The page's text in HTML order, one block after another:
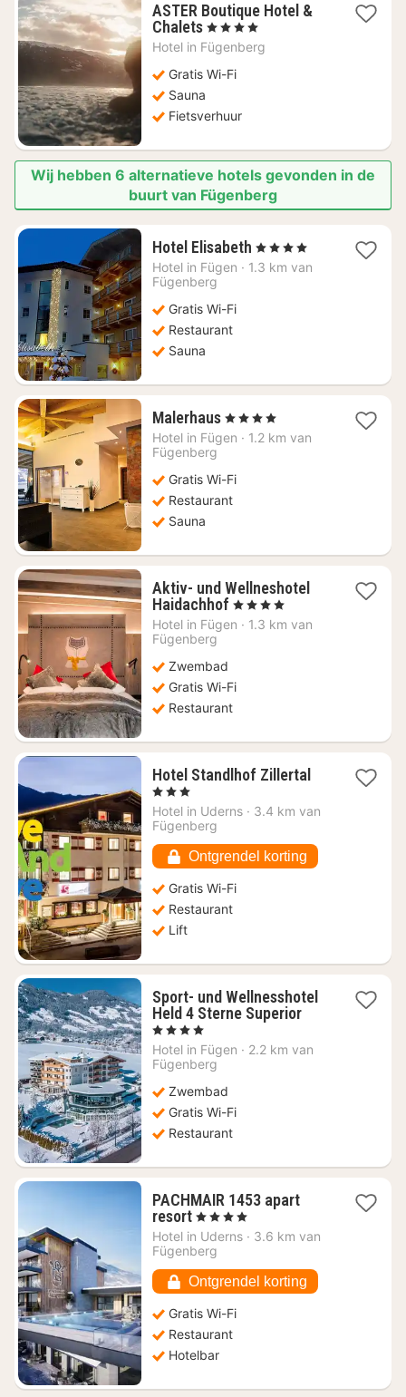
ASTER Boutique Hotel &
Chalets1
nacht
vanaf
€
, 4 Sterren
Hotel in Fügenberg
Gratis Wi-Fi
Sauna
Fietsverhuur
Wij hebben 6 alternatieve hotels gevonden in de
buurt van Fügenberg
Hotel Elisabeth 1
nacht
, 4 Sterren
Hotel in Fügen · 1.3 km van
Fügenberg
Gratis Wi-Fi
Restaurant
Sauna
Malerhaus1
nacht
240,45
, 4 Sterren
Hotel in Fügen · 1.2 km van
Fügenberg
Gratis Wi-Fi
Restaurant
Sauna
Aktiv- und Wellneshotel
Haidachhof 1
nacht
, 4 Sterren
Hotel in Fügen · 1.3 km van
Fügenberg
Zwembad
Gratis Wi-Fi
Restaurant
Hotel Standlhof Zillertal1
vanaf
, 3 Sterren
Hotel in Uderns · 3.4 km van
Fügenberg
Ontgrendel korting
Gratis Wi-Fi
Restaurant
Lift
Sport- und Wellnesshotel
Held 4 Sterne Superior1
vanaf
, 4 Sterren
Hotel in Fügen · 2.2 km van
Fügenberg
Zwembad
Gratis Wi-Fi
Restaurant
PACHMAIR 1453 apart
resort1
nacht
vanaf
246,37
, 4 Sterren
Hotel in Uderns · 3.6 km van
Fügenberg
Ontgrendel korting
Gratis Wi-Fi
Restaurant
Hotelbar